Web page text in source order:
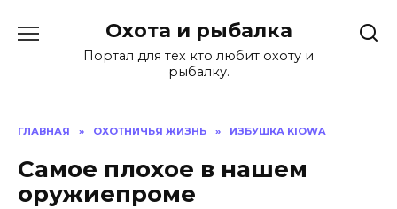
содержанию
Охота и рыбалка
Портал для тех кто любит охоту и
рыбалку.
ГЛАВНАЯ » ОХОТНИЧЬЯ ЖИЗНЬ » ИЗБУШКА KIOWA
Самое плохое в нашем
оружиепроме